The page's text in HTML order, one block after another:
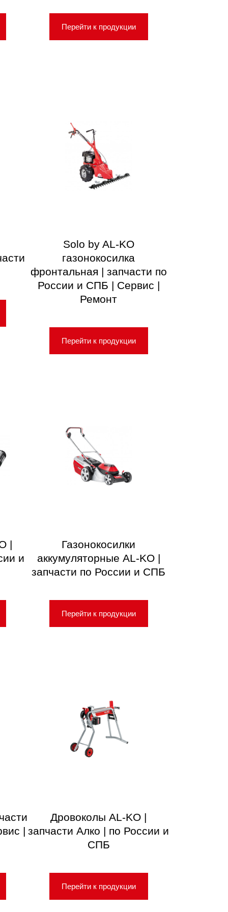
Перейти к продукции
Solo by AL-KO
газонокосилка
фронтальная | запчасти по
России и СПБ | Сервис |
Ремонт
Перейти к продукции
|
и
Газонокосилки
аккумуляторные AL-KO |
запчасти по России и СПБ
Перейти к продукции
|
Дровоколы AL-KO |
запчасти Алко | по России и
СПБ
Перейти к продукции